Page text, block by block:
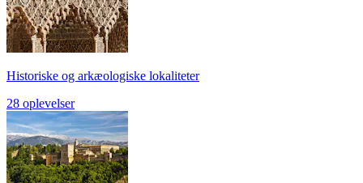
Historiske og arkæologiske lokaliteter
28 oplevelser